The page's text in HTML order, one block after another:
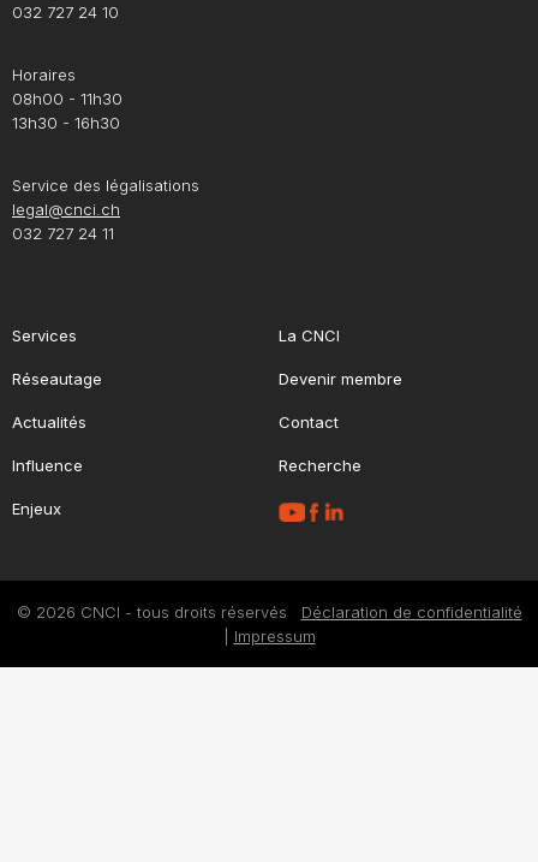
032 727 24 10
Horaires
08h00 - 11h30
13h30 - 16h30
Service des légalisations
legal@cnci.ch
032 727 24 11
Services
Réseautage
Actualités
Influence
Enjeux
La CNCI
Devenir membre
Contact
Recherche
© 2026 CNCI - tous droits réservés Déclaration de confidentialité
Impressum